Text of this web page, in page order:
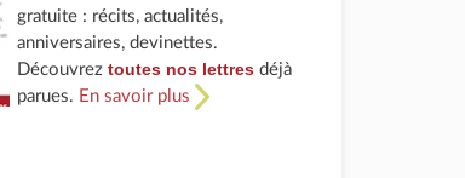
gratuite : récits, actualités,
anniversaires, devinettes.
Découvreztoutes nos lettres déjà
parues. En savoir plus